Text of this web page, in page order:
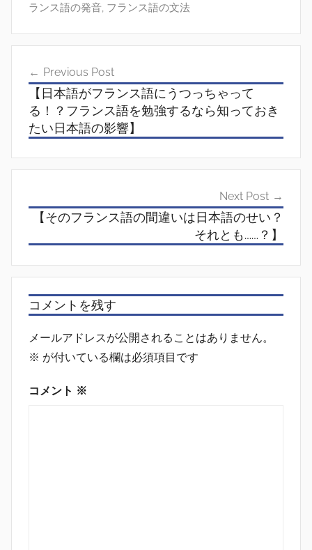
ランス語の発音 フランス語の文法
ビ
ゲ
シ
Previous Post
【日本語がフランス語にうつっちゃって
る！？フランス語を勉強するなら知っておき
たい日本語の影響】
Next Post
【そのフランス語の間違いは日本語のせい？
それとも……？】
コメントを残す
メールアドレスが公開されることはありません。
※ が付いている欄は必須項目です
コメント ※